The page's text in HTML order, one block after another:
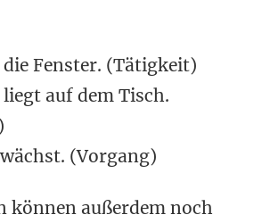
Fenster. (Tätigkeit)
liegt auf dem Tisch.
(Vorgang)
können außerdem noch